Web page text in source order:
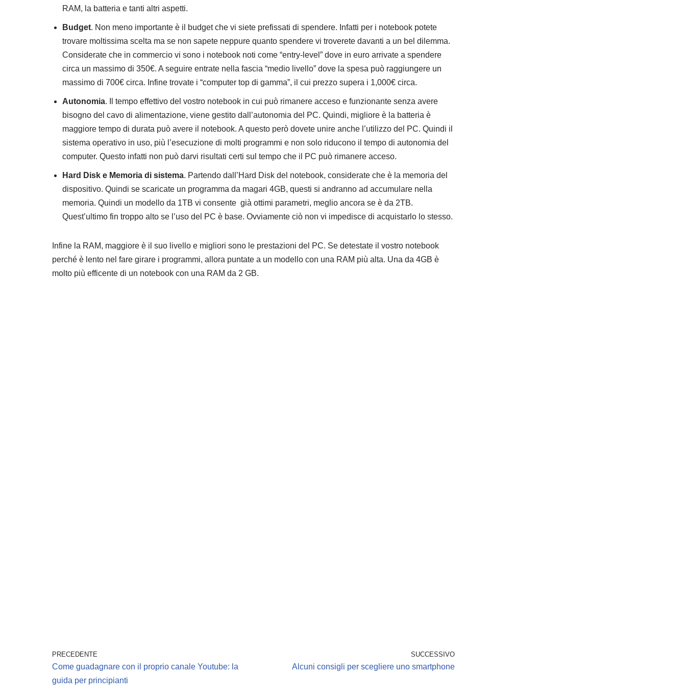
RAM, la batteria e tanti altri aspetti.
Budget. Non meno importante è il budget che vi siete prefissati di spendere. Infatti per i notebook potete
trovare moltissima scelta ma se non sapete neppure quanto spendere vi troverete davanti a un bel dilemma.
Considerate che in commercio vi sono i notebook noti come “entry-level” dove in euro arrivate a spendere
circa un massimo di 350€. A seguire entrate nella fascia “medio livello” dove la spesa può raggiungere un
massimo di 700€ circa. Infine trovate i “computer top di gamma”, il cui prezzo supera i 1,000€ circa.
Autonomia. Il tempo effettivo del vostro notebook in cui può rimanere acceso e funzionante senza avere
bisogno del cavo di alimentazione, viene gestito dall’autonomia del PC. Quindi, migliore è la batteria è
maggiore tempo di durata può avere il notebook. A questo però dovete unire anche l’utilizzo del PC. Quindi il
sistema operativo in uso, più l’esecuzione di molti programmi e non solo riducono il tempo di autonomia del
computer. Questo infatti non può darvi risultati certi sul tempo che il PC può rimanere acceso.
Hard Disk e Memoria di sistema. Partendo dall’Hard Disk del notebook, considerate che è la memoria del
dispositivo. Quindi se scaricate un programma da magari 4GB, questi si andranno ad accumulare nella
memoria. Quindi un modello da 1TB vi consente già ottimi parametri, meglio ancora se è da 2TB.
Quest’ultimo fin troppo alto se l’uso del PC è base. Ovviamente ciò non vi impedisce di acquistarlo lo stesso.
Infine la RAM, maggiore è il suo livello e migliori sono le prestazioni del PC. Se detestate il vostro notebook
perché è lento nel fare girare i programmi, allora puntate a un modello con una RAM più alta. Una da 4GB è
molto più efficente di un notebook con una RAM da 2 GB.
PRECEDENTE
Come guadagnare con il proprio canale Youtube: la
guida per principianti
SUCCESSIVO
Alcuni consigli per scegliere uno smartphone